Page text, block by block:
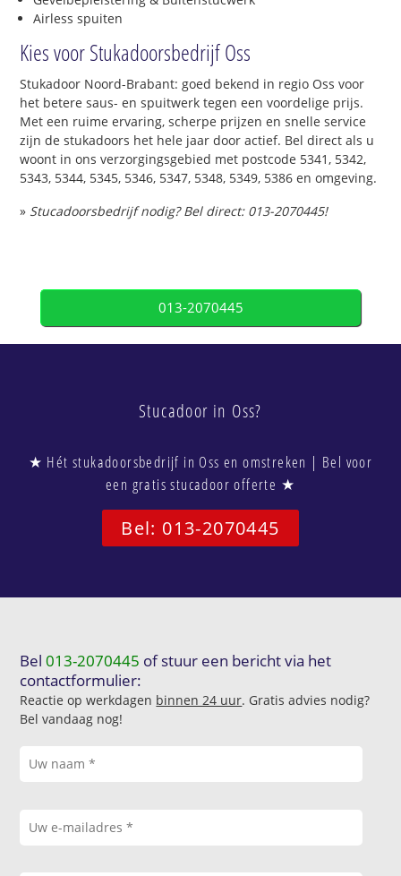
Airless spuiten
Kies voor Stukadoorsbedrijf Oss
Stukadoor Noord-Brabant: goed bekend in regio Oss voor
het betere saus- en spuitwerk tegen een voordelige prijs.
Met een ruime ervaring, scherpe prijzen en snelle service
zijn de stukadoors het hele jaar door actief. Bel direct als u
woont in ons verzorgingsgebied met postcode 5341, 5342,
5343, 5344, 5345, 5346, 5347, 5348, 5349, 5386 en omgeving.
» Stucadoorsbedrijf nodig? Bel direct: 013-2070445!
013-2070445
Stucadoor in Oss?
★ Hét stukadoorsbedrijf in Oss en omstreken | Bel voor
een gratis stucadoor offerte ★
Bel: 013-2070445
Bel013-2070445 of stuur een bericht via het
contactformulier:
Reactie op werkdagen binnen 24 uur. Gratis advies nodig?
Bel vandaag nog!